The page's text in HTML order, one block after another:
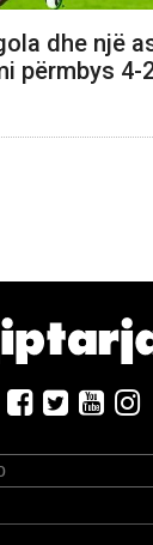
dhe një
përmbys 4-